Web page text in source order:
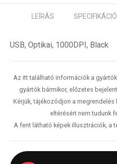
LEÍRÁS SPECIFIKÁCIÓ
USB, Optikai, 1000DPI, Black
Az itt található információk a
gyártók bármikor, előzetes
Kérjük, tájékozódjon a
eltérésért nem tudunk
A fent látható képek illusztrációk, a